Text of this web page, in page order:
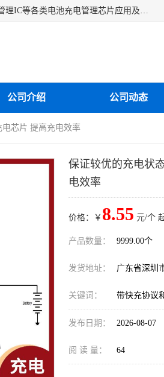
深圳市蓝鲸源科技有限公司是一家专注于开关型充电管理IC、线性充电管理IC、升压充电管理IC等各类电池充电管理芯片应用及芯片销售的企业，多年来公司为众多企业解决充电应用难题，设计缺陷，EMC超量等问题，是一家以充电技术指导为核心的充电芯片销售公司。
公司介绍 公司动态
芯片 提高充电效率
保证较优的充电状
电效率
价格：￥ 8.55 元/个
产品数量： 9999.00个
发货地址： 广东省深圳
关键词： 带快充协议
发布日期： 2026-08-07
阅 读 量： 64